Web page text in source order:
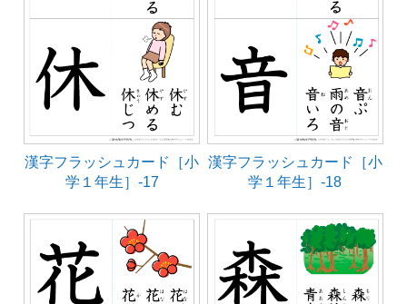
漢字フラッシュカード［小
学１年生］-17
漢字フラッシュカード［小
学１年生］-18